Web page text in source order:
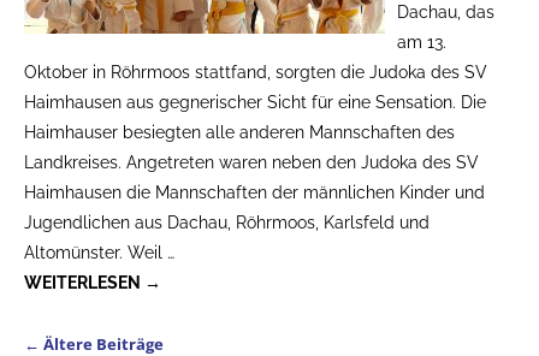
Dachau, das
am 13.
Oktober in Röhrmoos stattfand, sorgten die Judoka des SV
Haimhausen aus gegnerischer Sicht für eine Sensation. Die
Haimhauser besiegten alle anderen Mannschaften des
Landkreises. Angetreten waren neben den Judoka des SV
Haimhausen die Mannschaften der männlichen Kinder und
Jugendlichen aus Dachau, Röhrmoos, Karlsfeld und
Altomünster. Weil …
WEITERLESEN →
← Ältere Beiträge